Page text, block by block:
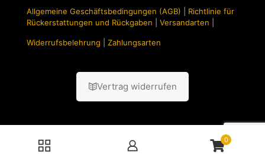
Allgemeine Geschäftsbedingungen (AGB)
Richtlinie für
Rückerstattungen und Rückgaben
Versandarten
Widerrufsbelehrung Zahlungsarten
Vertrag widerrufen
0